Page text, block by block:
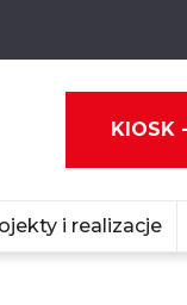
KIOSK
i realizacje